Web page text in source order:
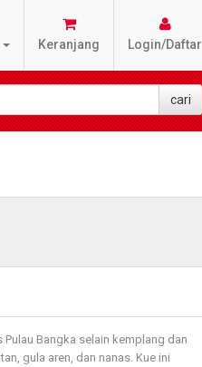
Keranjang Login/Daftar
Bangka selain kemplang dan
gula aren, dan nanas. Kue ini